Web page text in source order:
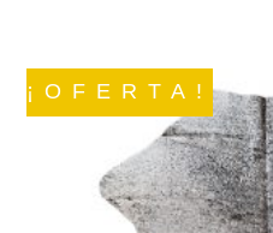
¡OFERTA!